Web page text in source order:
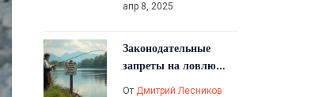
апр 8, 2025
Законодательные
запреты на ловлю
От Дмитрий Лесников